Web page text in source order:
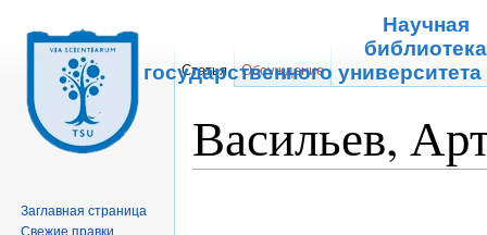
Васильев,
Статья Обсуждение
Научная
библиотека
Томского государственного университета
Заглавная страница
Свежие правки